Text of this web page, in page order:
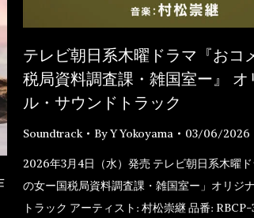
テレビ朝日系木曜ドラマ『おコ
税局資料調査課・雑国室ー』 オ
ル・サウンドトラック
Soundtrack ByY Yokoyama 03/06/2026
2026年3月4日（水）発売 テレビ朝日系木曜
の女ー国税局資料調査課・雑国室ー」オリジ
トラック アーティスト: 村松崇継 品番: